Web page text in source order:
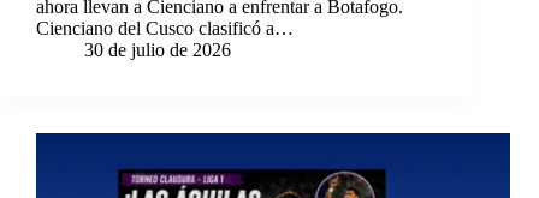
ahora llevan a Cienciano a enfrentar a Botafogo.
Cienciano del Cusco clasificó a…
30 de julio de 2026